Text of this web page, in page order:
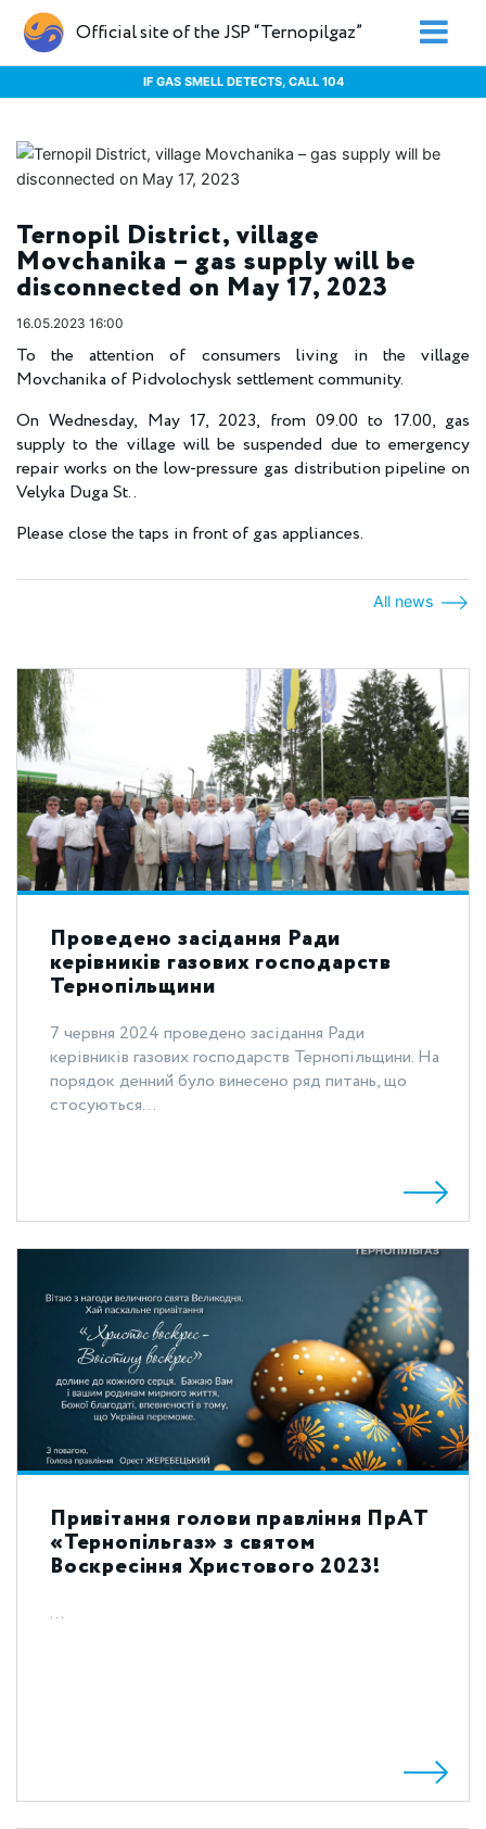
Official site of the JSP “Ternopilgaz”
IF GAS SMELL DETECTS, CALL 104
Ternopil District, village
Movchanika – gas supply will be
disconnected on May 17, 2023
16.05.2023 16:00
To the attention of consumers living in the village
Movchanika of Pidvolochysk settlement community.
On Wednesday, May 17, 2023, from 09.00 to 17.00, gas
supply to the village will be suspended due to emergency
repair works on the low-pressure gas distribution pipeline on
Velyka Duga St..
Please close the taps in front of gas appliances.
All news
Проведено засідання Ради
керівників газових господарств
Тернопільщини
7 червня 2024 проведено засідання Ради
керівників газових господарств Тернопільщини. На
порядок денний було винесено ряд питань, що
стосуються...
Привітання голови правління ПрАТ
«Тернопільгаз» з святом
Воскресіння Христового 2023!
...